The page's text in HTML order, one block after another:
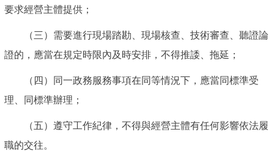
要求經營主體提供；
（三）需要進行現場踏勘、現場核查、技術審查、聽證論
證的，應當在規定時限內及時安排，不得推諉、拖延；
（四）同一政務服務事項在同等情況下，應當同標準受
理、同標準辦理；
（五）遵守工作紀律，不得與經營主體有任何影響依法履
職的交往。